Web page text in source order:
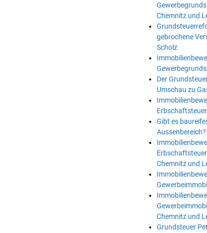
Chemnitz und
gebrochene
Scholz
Der
Umschau zu
Gibt es
Aussenbereich?
Chemnitz und
Chemnitz und
Grundsteuer